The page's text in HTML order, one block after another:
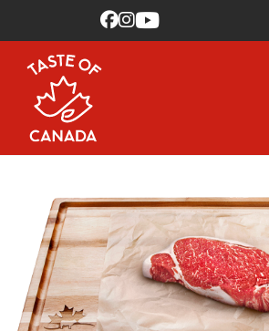
